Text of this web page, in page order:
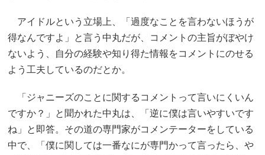
アイドルという立場上、「過度なことを言わないほうが
得なんですよ」と言う中丸だが、コメントの主旨がぼやけ
ないよう、自分の経験や知り得た情報をコメントにのせる
よう工夫しているのだとか。
「ジャニーズのことに関するコメントって言いにくいん
ですか？」と聞かれた中丸は、「逆に僕は言いやすいです
ね」と即答。その道の専門家がコメンテーターをしている
中で、「僕に関しては一番なにが専門かって言ったら、や